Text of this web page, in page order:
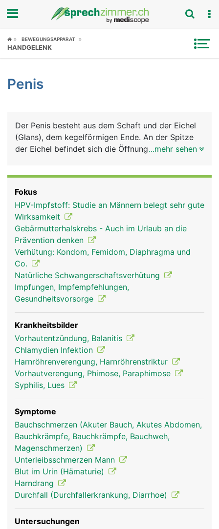
Fokus
Symptome
News
Rubriken
BEWEGUNGSAPPARAT
HANDGELENK
Penis
Der Penis besteht aus dem Schaft und der Eichel
(Glans), dem kegelförmigen Ende. An der Spitze
der Eichel befindet sich die Öffnung der
Penis wird von 3 schwammartigen Schwellkörpern
gebildet, die sich bei sexueller Erregung mit Blut
füllen. Dadurch wird der Penis grösser und steif
(Erektion). Die beiden grösseren Schwellkörper
liegen nebeneinander, der dritte Schwellkörper
fügt sich von der Unterseite her an, in ihm verläuft
auch die Harnröhre.
...mehr sehen
Fokus
HPV-Impfstoff: Studie an Männern belegt sehr gute
Wirksamkeit
Gebärmutterhalskrebs - Auch im Urlaub an die
Prävention denken
Verhütung: Kondom, Femidom, Diaphragma und
Co.
Natürliche Schwangerschaftsverhütung
Impfungen, Impfempfehlungen,
Gesundheitsvorsorge
Krankheitsbilder
Vorhautentzündung, Balanitis
Chlamydien Infektion
Harnröhrenverengung, Harnröhrenstriktur
Vorhautverengung, Phimose, Paraphimose
Syphilis, Lues
Symptome
Bauchschmerzen (Akuter Bauch, Akutes Abdomen,
Bauchkrämpfe, Bauchkrämpfe, Bauchweh,
Magenschmerzen)
Unterleibsschmerzen Mann
Blut im Urin (Hämaturie)
Harndrang
Durchfall (Durchfallerkrankung, Diarrhoe)
Untersuchungen